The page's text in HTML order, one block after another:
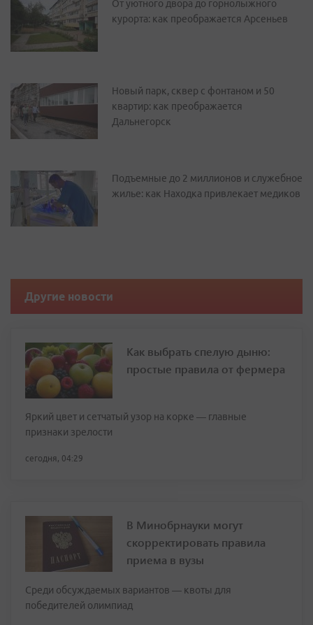
От уютного двора до горнолыжного
курорта: как преображается Арсеньев
Новый парк, сквер с фонтаном и 50
квартир: как преображается
Дальнегорск
Подъемные до 2 миллионов и служебное
жилье: как Находка привлекает медиков
Другие новости
Как выбрать спелую дыню:
простые правила от фермера
Яркий цвет и сетчатый узор на корке — главные
признаки зрелости
сегодня, 04:29
В Минобрнауки могут
скорректировать правила
приема в вузы
Среди обсуждаемых вариантов — квоты для
победителей олимпиад